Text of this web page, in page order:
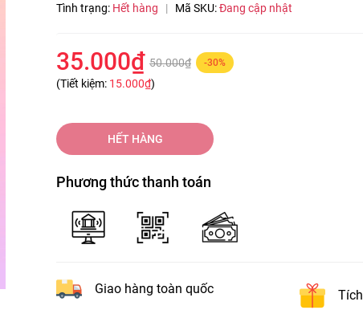
Tình trạng: Hết hàng | Mã SKU:Đang cập nhật
35.000₫ 50.000₫ -30%
(Tiết kiệm: 15.000₫)
HẾT HÀNG
Phương thức thanh toán
Giao hàng toàn quốc